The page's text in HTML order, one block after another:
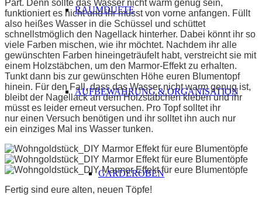
RAUMDÜFTE
AUFBEWAHRUNG & ORGANISATION
GARDEROBEN
Part. Denn sollte das Wasser nicht warm genug sein,
funktioniert es nicht und ihr müsst von vorne anfangen. Füllt
also heißes Wasser in die Schüssel und schüttet
schnellstmöglich den Nagellack hinterher. Dabei könnt ihr so
viele Farben mischen, wie ihr möchtet. Nachdem ihr alle
gewünschten Farben hineingeträufelt habt, verstreicht sie mit
einem Holzstäbchen, um den Marmor-Effekt zu erhalten.
Tunkt dann bis zur gewünschten Höhe euren Blumentopf
hinein. Für den Fall, dass das Wasser nicht warm genug ist,
bleibt der Nagellack an dem Holzstäbchen kleben und ihr
müsst es leider erneut versuchen. Pro Topf solltet ihr
nur einen Versuch benötigen und ihr solltet ihn auch nur
ein einziges Mal ins Wasser tunken.
Fertig sind eure alten, neuen Töpfe!